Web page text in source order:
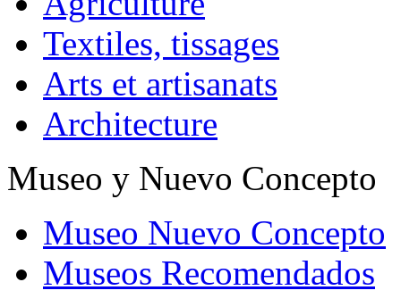
Textiles, tissages
Arts et artisanats
Architecture
Museo y Nuevo Concepto
Museo Nuevo Concepto
Museos Recomendados